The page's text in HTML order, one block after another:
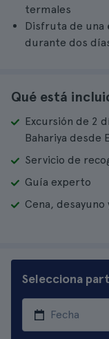
termales
Disfruta de una
durante dos
Qué está
Excursión de 2
Bahariya desde
Servicio de
Guía experto
Cena, desayuno
Selecciona